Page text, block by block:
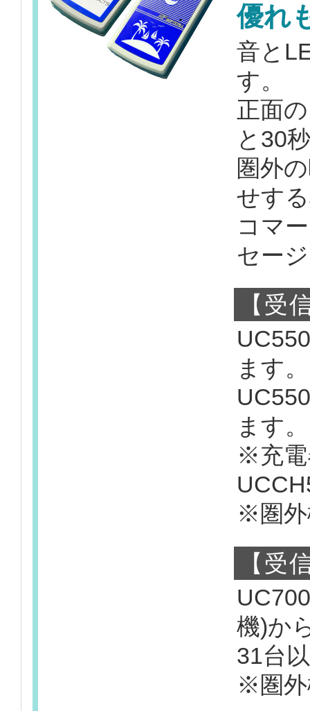
優れ
音と
す。
正面
と30
圏外
せす
コマ
セー
【受
ます。
ます。
※充電
※圏外
【受
機)か
31台
※圏外